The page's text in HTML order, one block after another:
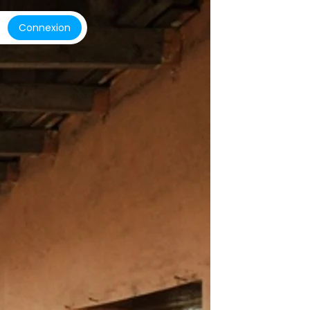
Connexion